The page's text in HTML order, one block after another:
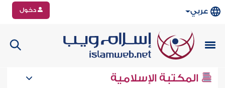
عربي دخول
المكتبة الإسلامية